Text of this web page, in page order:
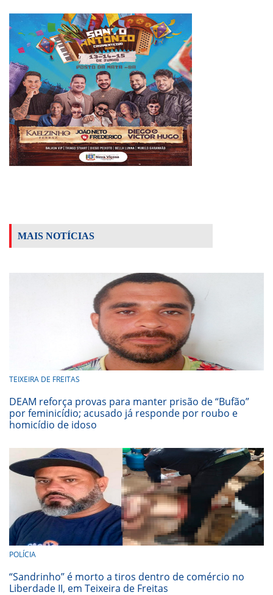
MAIS NOTÍCIAS
TEIXEIRA DE FREITAS
DEAM reforça provas para manter prisão de “Bufão”
por feminicídio; acusado já responde por roubo e
homicídio de idoso
POLÍCIA
“Sandrinho” é morto a tiros dentro de comércio no
Liberdade II, em Teixeira de Freitas